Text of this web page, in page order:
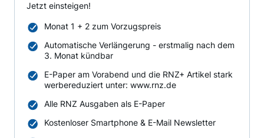
Jetzt einsteigen!
Monat 1 + 2 zum Vorzugspreis
Automatische Verlängerung - erstmalig nach dem
3. Monat kündbar
E-Paper am Vorabend und die RNZ+ Artikel stark
werbereduziert unter: www.rnz.de
Alle RNZ Ausgaben als E-Paper
Kostenloser Smartphone & E-Mail Newsletter